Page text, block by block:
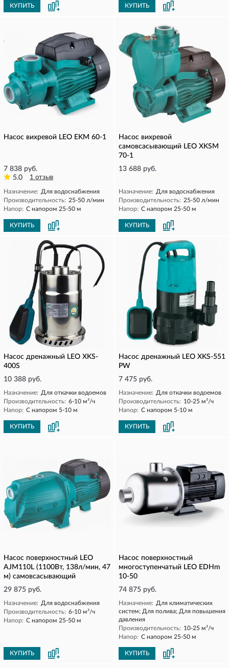
КУПИТЬ КУПИТЬ
Насос вихревой LEO EKM 60-1
7 838 руб.
5.0
1 отзыв
Назначение: Для водоснабжения
Производительность: 25-50 л/мин
Напор: С напором 25-50 м
КУПИТЬ
Насос вихревой
самовсасывающий LEO XKSM
70-1
13 688 руб.
Назначение: Для водоснабжения
Производительность: 25-50 л/мин
Напор: С напором 25-50 м
КУПИТЬ
Насос дренажный LEO XKS-
400S
10 388 руб.
Назначение: Для откачки водоемов
Производительность: 6-10 м³/ч
Напор: С напором 5-10 м
КУПИТЬ
Насос дренажный LEO XKS-551
PW
7 475 руб.
Назначение: Для откачки водоемов
Производительность: 10-25 м³/ч
Напор: С напором 5-10 м
КУПИТЬ
Насос поверхностный LEO
AJM110L (1100Вт, 138л/мин, 47
м) самовсасывающий
29 875 руб.
Назначение: Для водоснабжения
Производительность: 6-10 м³/ч
Напор: С напором 25-50 м
КУПИТЬ
Насос поверхностный
многоступенчатый LEO EDHm
10-50
74 875 руб.
Назначение: Для климатических
систем; Для полива; Для повышения
давления
Производительность: 10-25 м³/ч
Напор: С напором 25-50 м
КУПИТЬ